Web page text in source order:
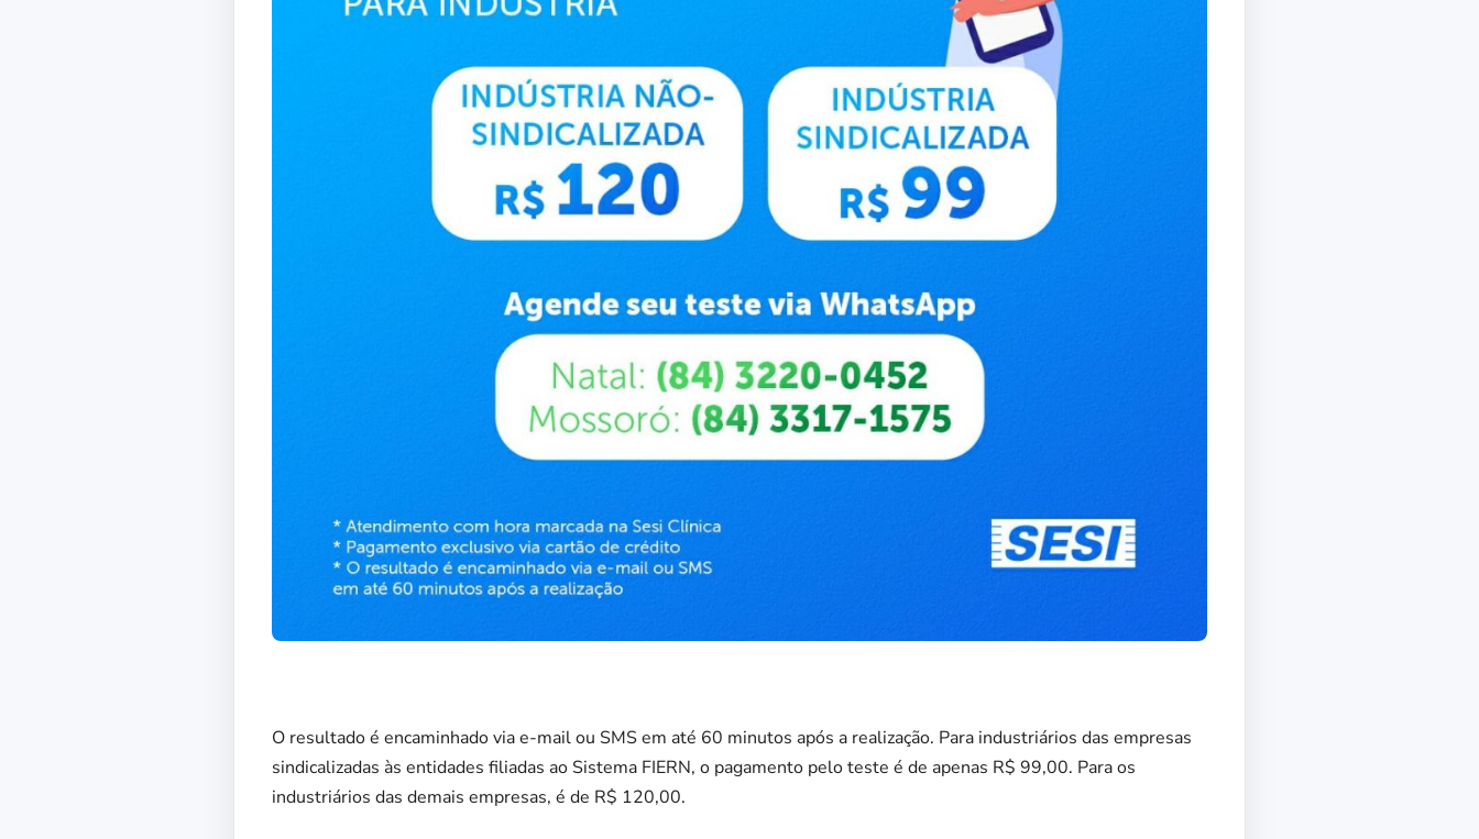
O resultado é encaminhado via e-mail ou SMS em até 60 minutos após a realização. Para industriários das empresas
sindicalizadas às entidades filiadas ao Sistema FIERN, o pagamento pelo teste é de apenas R$ 99,00. Para os
industriários das demais empresas, é de R$ 120,00.